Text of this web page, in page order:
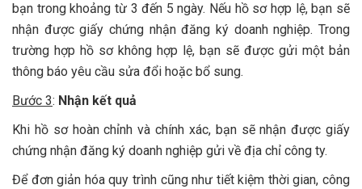
bạn trong khoảng từ 3 đến 5 ngày. Nếu hồ sơ hợp lệ, bạn sẽ
nhận được giấy chứng nhận đăng ký doanh nghiệp. Trong
trường hợp hồ sơ không hợp lệ, bạn sẽ được gửi một bản
thông báo yêu cầu sửa đổi hoặc bổ sung.
Bước 3: Nhận kết quả
Khi hồ sơ hoàn chỉnh và chính xác, bạn sẽ nhận được giấy
chứng nhận đăng ký doanh nghiệp gửi về địa chỉ công ty.
Để đơn giản hóa quy trình cũng như tiết kiệm thời gian, công